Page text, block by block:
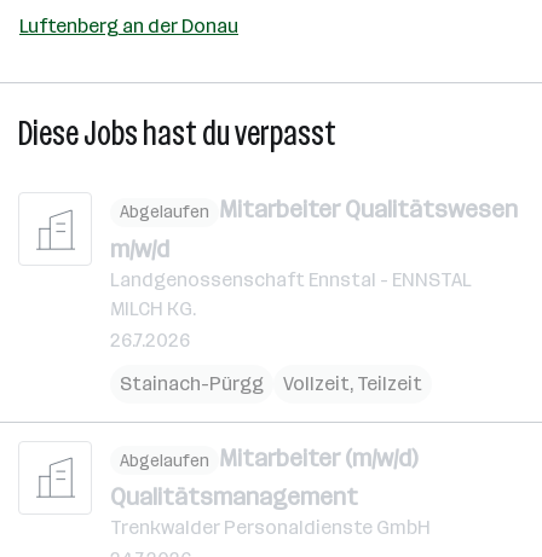
Luftenberg an der Donau
Diese Jobs hast du verpasst
Abgelaufen Mitarbeiter Qualitätswesen
m/w/d
Landgenossenschaft Ennstal - ENNSTAL
MILCH KG.
26.7.2026
Stainach-Pürgg
Vollzeit, Teilzeit
Abgelaufen Mitarbeiter (m/w/d)
Qualitätsmanagement
Trenkwalder Personaldienste GmbH